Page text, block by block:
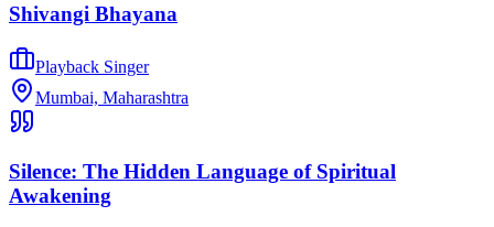
Shivangi Bhayana
Playback Singer
Mumbai, Maharashtra
Silence: The Hidden Language of Spiritual
Awakening